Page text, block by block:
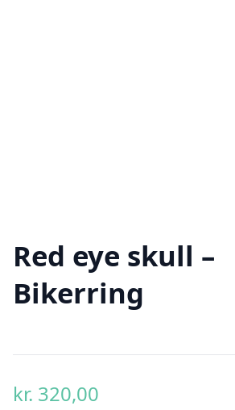
Red eye skull –
Bikerring
kr. 320,00